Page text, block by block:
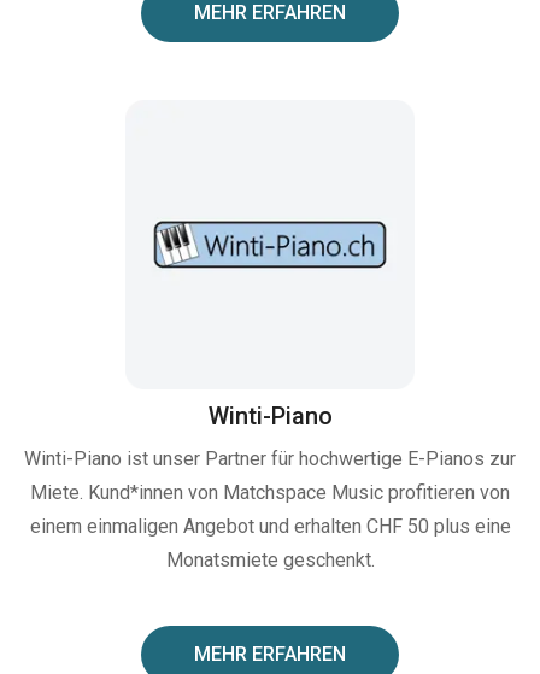
MEHR ERFAHREN
Winti-Piano
Winti-Piano ist unser Partner für hochwertige E-Pianos zur
Miete. Kund*innen von Matchspace Music profitieren von
einem einmaligen Angebot und erhalten CHF 50 plus eine
Monatsmiete geschenkt.
MEHR ERFAHREN